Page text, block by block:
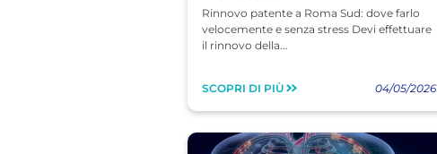
Rinnovo patente a Roma Sud: dove farlo
velocemente e senza stress Devi effettuare
il rinnovo della...
SCOPRI DI PIÙ 04/05/2026